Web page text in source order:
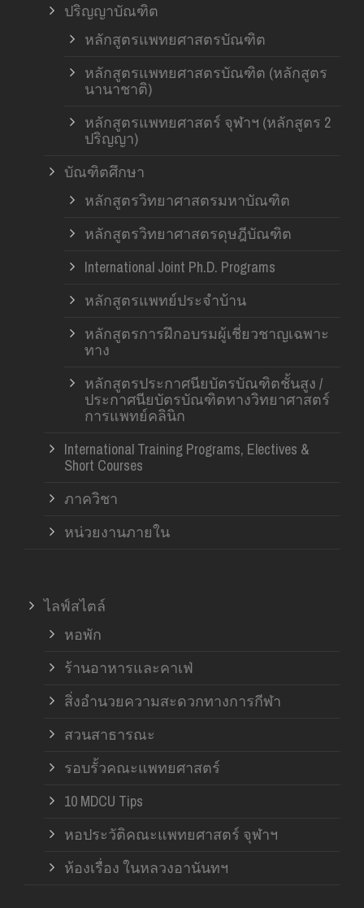
ปริญญาบัณฑิต
หลักสูตรแพทยศาสตรบัณฑิต
หลักสูตรแพทยศาสตรบัณฑิต (หลักสูตร
นานาชาติ)
หลักสูตรแพทยศาสตร์ จุฬาฯ (หลักสูตร 2
ปริญญา)
บัณฑิตศึกษา
หลักสูตรวิทยาศาสตรมหาบัณฑิต
หลักสูตรวิทยาศาสตรดุษฎีบัณฑิต
International Joint Ph.D. Programs
หลักสูตรแพทย์ประจำบ้าน
หลักสูตรการฝึกอบรมผู้เชี่ยวชาญเฉพาะ
ทาง
หลักสูตรประกาศนียบัตรบัณฑิตชั้นสูง /
ประกาศนียบัตรบัณฑิตทางวิทยาศาสตร์
การแพทย์คลินิก
International Training Programs, Electives &
Short Courses
ภาควิชา
หน่วยงานภายใน
ไลฟ์สไตล์
หอพัก
ร้านอาหารและคาเฟ่
สิ่งอำนวยความสะดวกทางการกีฬา
สวนสาธารณะ
รอบรั้วคณะแพทยศาสตร์
10 MDCU Tips
หอประวัติคณะแพทยศาสตร์ จุฬาฯ
ห้องเรื่อง ในหลวงอานันทฯ